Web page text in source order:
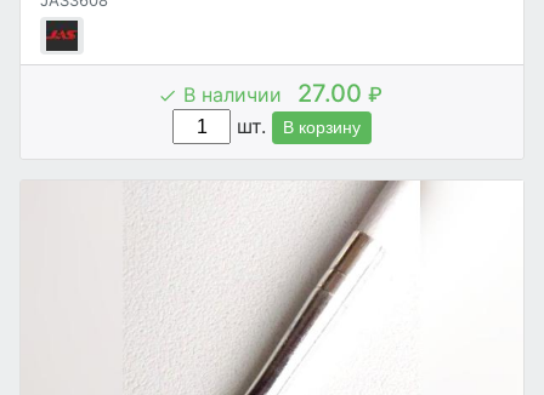
В наличии 27.00 ₽
шт.
В корзину